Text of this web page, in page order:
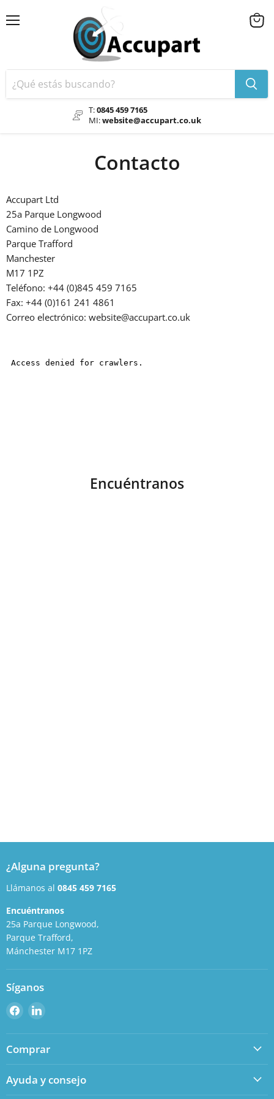
T:0845 459 7165
MI:website@accupart.co.uk
Ver
Contacto
Accupart Ltd
25a Parque Longwood
Camino de Longwood
Parque Trafford
Manchester
M17 1PZ
Teléfono: +44 (0)845 459 7165
Fax: +44 (0)161 241 4861
Correo electrónico: website@accupart.co.uk
Encuéntranos
¿Alguna pregunta?
Llámanos al 0845 459 7165
Encuéntranos
25a Parque Longwood,
Parque Trafford,
Mánchester M17 1PZ
Síganos
Encuéntranos
en
Facebook
Encuéntranos
LinkedIn
Comprar
Ayuda y consejo